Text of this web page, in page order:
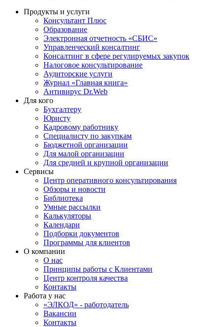
Продукты и услуги
Консультант Плюс
Образование
Электронная отчетность «СБИС»
Управленческий консалтинг
Консалтинг в сфере регулируемых закупок
Налоговое консультирование
Аудиторские услуги
Журнал «Главная книга»
Антивирус Dr.Web
Для кого
Бухгалтеру
Юристу
Кадровому работнику
Специалисту по закупкам
Бюджетной организации
Для малой организации
Для средней и крупной организации
Сервисы
Центр оперативного консультирования
Обзоры и новости
Библиотека
Умные рассылки
Калькуляторы
Календари
Подборки документов
Программы для клиентов
О компании
О нас
Принципы работы с Клиентами
Центр контроля качества
Контакты
Работа у нас
«ЭЛКОД» - работодатель
Вакансии
Контакты